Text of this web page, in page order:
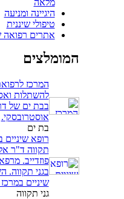
מלאה
היגיינה ומניעה
טיפולי שיננית
אתרים רפואה
המומלצים
המרכז
להשתלות
בבת ים של
אוסטרובסקי.
בת ים
רופא שיניים
תקווה ד"ר
פוזדייב.
בגני תקווה.
שיניים
גני תקווה